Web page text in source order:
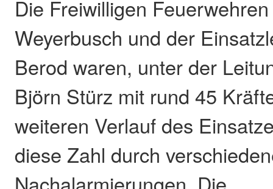
Die Freiwilligen
Weyerbusch und der
Berod waren, unter der
Björn Stürz mit rund 45
weiteren Verlauf des
diese Zahl durch
Nachalarmierungen. Die